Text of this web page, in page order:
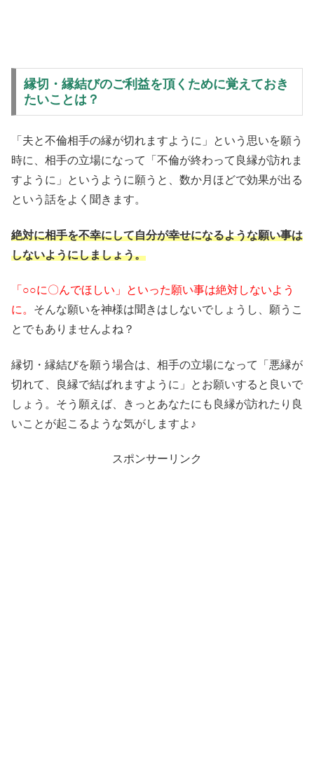
縁切・縁結びのご利益を頂くために覚えておき
たいことは？
「夫と不倫相手の縁が切れますように」という思いを願う
時に、相手の立場になって「不倫が終わって良縁が訪れま
すように」というように願うと、数か月ほどで効果が出る
という話をよく聞きます。
絶対に相手を不幸にして自分が幸せになるような願い事は
しないようにしましょう。
「○○に〇んでほしい」といった願い事は絶対しないよう
に。 そんな願いを神様は聞きはしないでしょうし、願うこ
とでもありませんよね？
縁切・縁結びを願う場合は、相手の立場になって「悪縁が
切れて、良縁で結ばれますように」とお願いすると良いで
しょう。そう願えば、きっとあなたにも良縁が訪れたり良
いことが起こるような気がしますよ♪
スポンサーリンク